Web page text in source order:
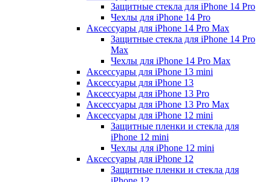
Защитные стекла для iPhone 14 Pro
Чехлы для iPhone 14 Pro
Аксессуары для iPhone 14 Pro Max
Защитные стекла для iPhone 14 Pro
Max
Чехлы для iPhone 14 Pro Max
Аксессуары для iPhone 13 mini
Аксессуары для iPhone 13
Аксессуары для iPhone 13 Pro
Аксессуары для iPhone 13 Pro Max
Аксессуары для iPhone 12 mini
Защитные пленки и стекла для
iPhone 12 mini
Чехлы для iPhone 12 mini
Аксессуары для iPhone 12
Защитные пленки и стекла для